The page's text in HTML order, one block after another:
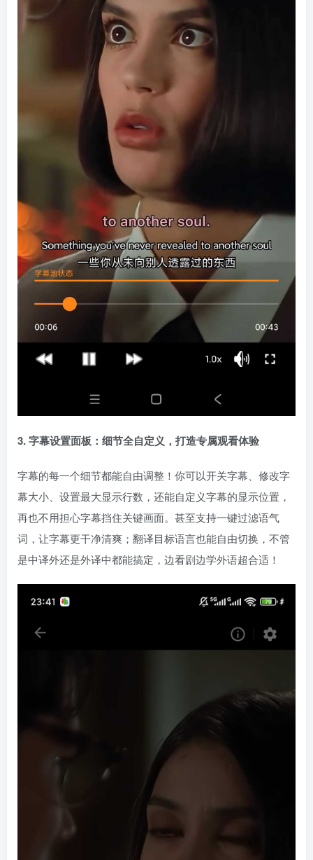
3. 字幕设置面板：细节全自定义，打造专属观看体验
字幕的每一个细节都能自由调整！你可以开关字幕、修改字
幕大小、设置最大显示行数，还能自定义字幕的显示位置，
再也不用担心字幕挡住关键画面。甚至支持一键过滤语气
词，让字幕更干净清爽；翻译目标语言也能自由切换，不管
是中译外还是外译中都能搞定，边看剧边学外语超合适！